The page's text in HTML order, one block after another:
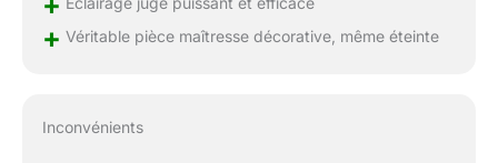
+ Véritable pièce maîtresse décorative, même éteinte
Inconvénients